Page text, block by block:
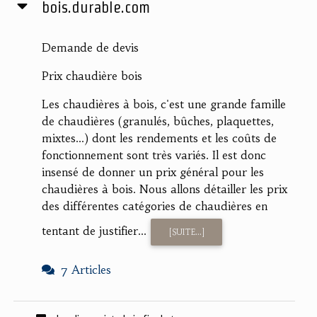
bois.durable.com
Demande de devis
Prix chaudière bois
Les chaudières à bois, c'est une grande famille
de chaudières (granulés, bûches, plaquettes,
mixtes...) dont les rendements et les coûts de
fonctionnement sont très variés. Il est donc
insensé de donner un prix général pour les
chaudières à bois. Nous allons détailler les prix
des différentes catégories de chaudières en
tentant de justifier...
[SUITE...]
7 Articles